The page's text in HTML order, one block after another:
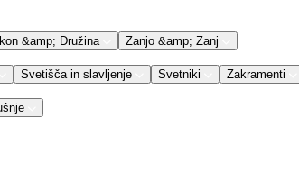
&amp; Družina Zanjo &amp; Zanj
Svetišča in slavljenje Svetniki Zakramenti